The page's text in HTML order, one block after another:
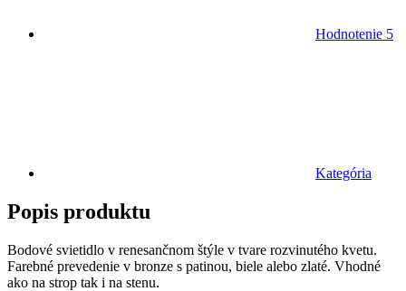
Hodnotenie 5
Kategória
Popis produktu
Bodové svietidlo v renesančnom štýle v tvare rozvinutého kvetu.
Farebné prevedenie v bronze s patinou, biele alebo zlaté. Vhodné
ako na strop tak i na stenu.